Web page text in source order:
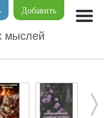
Добавить
мыслей